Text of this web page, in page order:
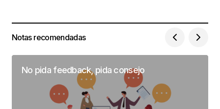
Notas recomendadas
No pida feedback, pida consejo